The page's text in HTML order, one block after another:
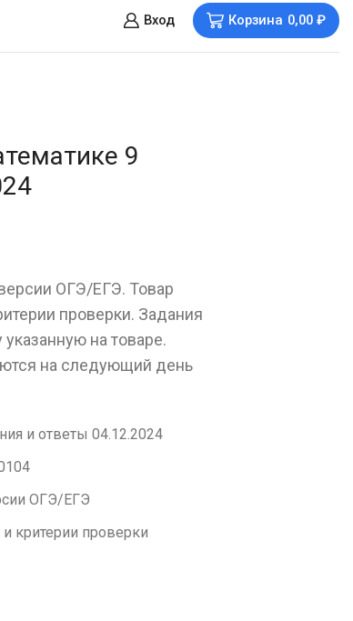
Вход Корзина 0,00 ₽
9
ОГЭ/ЕГЭ. Товар
проверки. Задания
на товаре.
на следующий день
и ответы 04.12.2024
ОГЭ/ЕГЭ
критерии проверки